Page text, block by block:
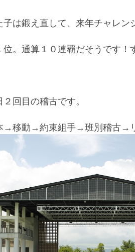
子は鍛え直して、来年チャレン
位。通算１０連覇だそうです！
回目の稽古です。
→移動→約束組手→班別稽古→